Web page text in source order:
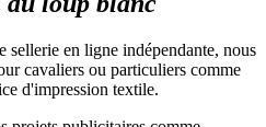
sellerie en ligne indépendante, nous
cavaliers ou particuliers comme
d'impression textile.